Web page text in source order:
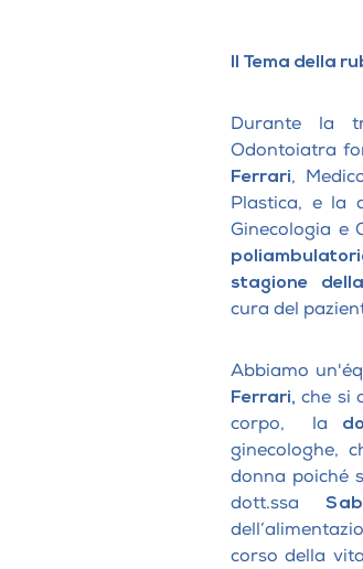
Il Tema della
Durante la
Odontoiatra
Ferrari,
Plastica, e la
Ginecologia e
stagione
cura del
Abbiamo
Ferrari, che si
corpo, la
ginecologhe,
donna poiché
dott.ssa
corso della